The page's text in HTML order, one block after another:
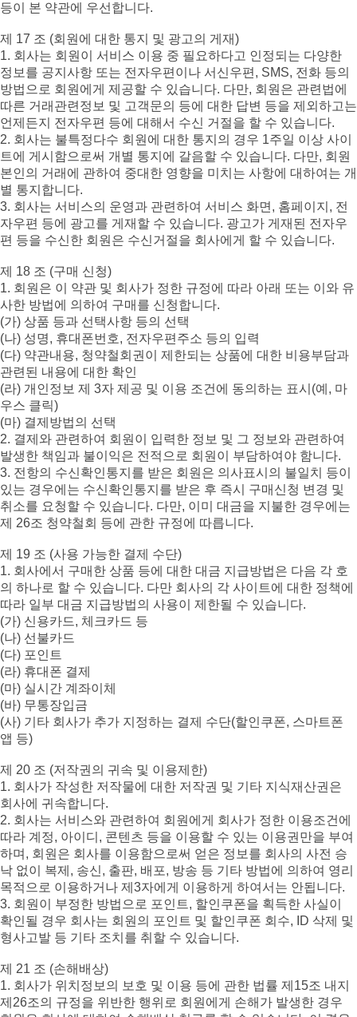
등이 본 약관에 우선합니다.
제 17 조 (회원에 대한 통지 및 광고의 게재)
1. 회사는 회원이 서비스 이용 중 필요하다고 인정되는 다양한
정보를 공지사항 또는 전자우편이나 서신우편, SMS, 전화 등의
방법으로 회원에게 제공할 수 있습니다. 다만, 회원은 관련법에
따른 거래관련정보 및 고객문의 등에 대한 답변 등을 제외하고는
언제든지 전자우편 등에 대해서 수신 거절을 할 수 있습니다.
2. 회사는 불특정다수 회원에 대한 통지의 경우 1주일 이상 사이
트에 게시함으로써 개별 통지에 갈음할 수 있습니다. 다만, 회원
본인의 거래에 관하여 중대한 영향을 미치는 사항에 대하여는 개
별 통지합니다.
3. 회사는 서비스의 운영과 관련하여 서비스 화면, 홈페이지, 전
자우편 등에 광고를 게재할 수 있습니다. 광고가 게재된 전자우
편 등을 수신한 회원은 수신거절을 회사에게 할 수 있습니다.
제 18 조 (구매 신청)
1. 회원은 이 약관 및 회사가 정한 규정에 따라 아래 또는 이와 유
사한 방법에 의하여 구매를 신청합니다.
(가) 상품 등과 선택사항 등의 선택
(나) 성명, 휴대폰번호, 전자우편주소 등의 입력
(다) 약관내용, 청약철회권이 제한되는 상품에 대한 비용부담과
관련된 내용에 대한 확인
(라) 개인정보 제 3자 제공 및 이용 조건에 동의하는 표시(예, 마
우스 클릭)
(마) 결제방법의 선택
2. 결제와 관련하여 회원이 입력한 정보 및 그 정보와 관련하여
발생한 책임과 불이익은 전적으로 회원이 부담하여야 함니다.
3. 전항의 수신확인통지를 받은 회원은 의사표시의 불일치 등이
있는 경우에는 수신확인통지를 받은 후 즉시 구매신청 변경 및
취소를 요청할 수 있습니다. 다만, 이미 대금을 지불한 경우에는
제 26조 청약철회 등에 관한 규정에 따릅니다.
제 19 조 (사용 가능한 결제 수단)
1. 회사에서 구매한 상품 등에 대한 대금 지급방법은 다음 각 호
의 하나로 할 수 있습니다. 다만 회사의 각 사이트에 대한 정책에
따라 일부 대금 지급방법의 사용이 제한될 수 있습니다.
(가) 신용카드, 체크카드 등
(나) 선불카드
(다) 포인트
(라) 휴대폰 결제
(마) 실시간 계좌이체
(바) 무통장입금
(사) 기타 회사가 추가 지정하는 결제 수단(할인쿠폰, 스마트폰
앱 등)
제 20 조 (저작권의 귀속 및 이용제한)
1. 회사가 작성한 저작물에 대한 저작권 및 기타 지식재산권은
회사에 귀속합니다.
2. 회사는 서비스와 관련하여 회원에게 회사가 정한 이용조건에
따라 계정, 아이디, 콘텐츠 등을 이용할 수 있는 이용권만을 부여
하며, 회원은 회사를 이용함으로써 얻은 정보를 회사의 사전 승
낙 없이 복제, 송신, 출판, 배포, 방송 등 기타 방법에 의하여 영리
목적으로 이용하거나 제3자에게 이용하게 하여서는 안됩니다.
3. 회원이 부정한 방법으로 포인트, 할인쿠폰을 획득한 사실이
확인될 경우 회사는 회원의 포인트 및 할인쿠폰 회수, ID 삭제 및
형사고발 등 기타 조치를 취할 수 있습니다.
제 21 조 (손해배상)
1. 회사가 위치정보의 보호 및 이용 등에 관한 법률 제15조 내지
제26조의 규정을 위반한 행위로 회원에게 손해가 발생한 경우